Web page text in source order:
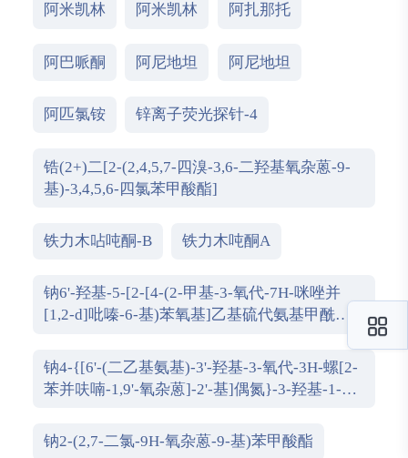
阿米凯林 阿米凯林 阿扎那托
阿巴哌酮 阿尼地坦 阿尼地坦
阿匹氯铵 锌离子荧光探针-4
锆(2+)二[2-(2,4,5,7-四溴-3,6-二羟基氧杂蒽-9-
基)-3,4,5,6-四氯苯甲酸酯]
铁力木呫吨酮-B 铁力木吨酮A
钠6'-羟基-5-[2-[4-(2-甲基-3-氧代-7H-咪唑并
[1,2-d]吡嗪-6-基)苯氧基]乙基硫代氨基甲酰氨
钠4-{[6'-(二乙基氨基)-3'-羟基-3-氧代-3H-螺[2-
苯并呋喃-1,9'-氧杂蒽]-2'-基]偶氮}-3-羟基-1-萘
钠2-(2,7-二氯-9H-氧杂蒽-9-基)苯甲酸酯